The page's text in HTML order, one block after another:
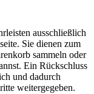
ausschließlich
Sie dienen zum
sammeln oder
Ein Rückschluss
und dadurch
weitergegeben.